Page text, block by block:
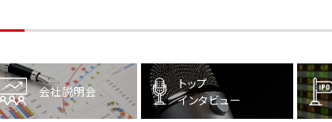
会社説明会
トップ
インタビュー